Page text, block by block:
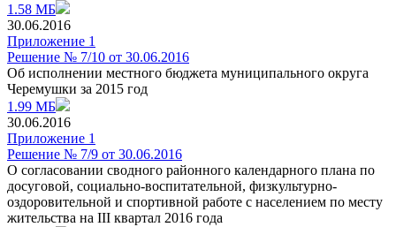
1.58 МБ
30.06.2016
Приложение 1
Решение № 7/10 от 30.06.2016
Об исполнении местного бюджета муниципального округа
Черемушки за 2015 год
1.99 МБ
30.06.2016
Приложение 1
Решение № 7/9 от 30.06.2016
О согласовании сводного районного календарного плана по
досуговой, социально-воспитательной, физкультурно-
оздоровительной и спортивной работе с населением по месту
жительства на III квартал 2016 года